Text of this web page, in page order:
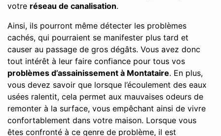
votre réseau de canalisation.
Ainsi, ils pourront même détecter les problèmes
cachés, qui pourraient se manifester plus tard et
causer au passage de gros dégâts. Vous avez donc
tout intérêt à leur faire confiance pour tous vos
problèmes d’assainissement à Montataire. En plus,
vous devez savoir que lorsque l’écoulement des eaux
usées ralentit, cela permet aux mauvaises odeurs de
remonter à la surface, vous empêchant ainsi de vivre
confortablement dans votre maison. Lorsque vous
êtes confronté à ce genre de problème, il est